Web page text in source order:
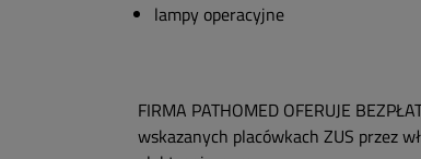
lampy operacyjne
FIRMA PATHOMED OFERUJE
wskazanych placówkach ZUS przez